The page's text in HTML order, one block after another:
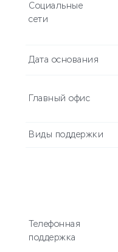
Социальные
сети
Дата основания
Главный офис
Виды поддержки
Телефонная
поддержка